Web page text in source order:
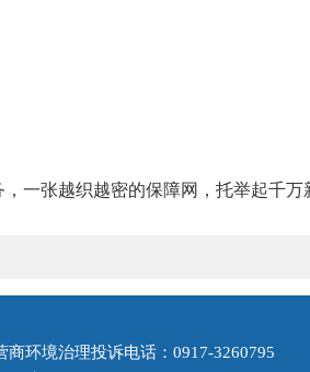
一张越织越密的保障网，托举起千万
环境治理投诉电话：0917-3260795